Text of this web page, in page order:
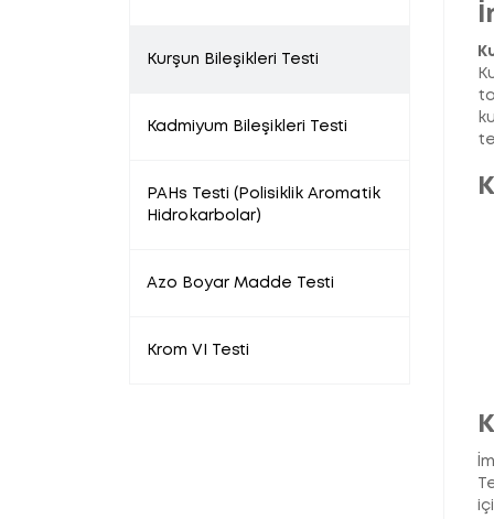
Kurşun Bileşikleri Testi
Kadmiyum Bileşikleri Testi
PAHs Testi (Polisiklik Aromatik
Hidrokarbolar)
Azo Boyar Madde Testi
Krom VI Testi